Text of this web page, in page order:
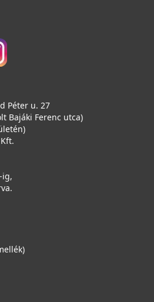
idom
11 990 Ft
Péter u. 27
Bajáki Ferenc utca)
ig,